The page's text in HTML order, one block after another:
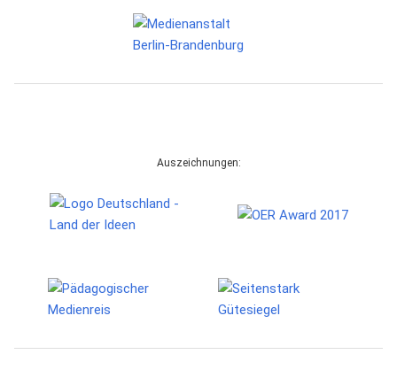
Auszeichnungen: